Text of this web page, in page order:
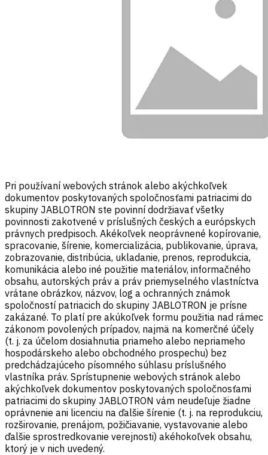
Pri používaní webových stránok alebo akýchkoľvek
dokumentov poskytovaných spoločnosťami patriacimi do
skupiny JABLOTRON ste povinní dodržiavať všetky
povinnosti zakotvené v príslušných českých a európskych
právnych predpisoch. Akékoľvek neoprávnené kopírovanie,
spracovanie, šírenie, komercializácia, publikovanie, úprava,
zobrazovanie, distribúcia, ukladanie, prenos, reprodukcia,
komunikácia alebo iné použitie materiálov, informačného
obsahu, autorských práv a práv priemyselného vlastníctva
vrátane obrázkov, názvov, log a ochranných známok
spoločností patriacich do skupiny JABLOTRON je prísne
zakázané. To platí pre akúkoľvek formu použitia nad rámec
zákonom povolených prípadov, najmä na komerčné účely
(t. j. za účelom dosiahnutia priameho alebo nepriameho
hospodárskeho alebo obchodného prospechu) bez
predchádzajúceho písomného súhlasu príslušného
vlastníka práv. Sprístupnenie webových stránok alebo
akýchkoľvek dokumentov poskytovaných spoločnosťami
patriacimi do skupiny JABLOTRON vám neudeľuje žiadne
oprávnenie ani licenciu na ďalšie šírenie (t. j. na reprodukciu,
rozširovanie, prenájom, požičiavanie, vystavovanie alebo
ďalšie sprostredkovanie verejnosti) akéhokoľvek obsahu,
ktorý je v nich uvedený.